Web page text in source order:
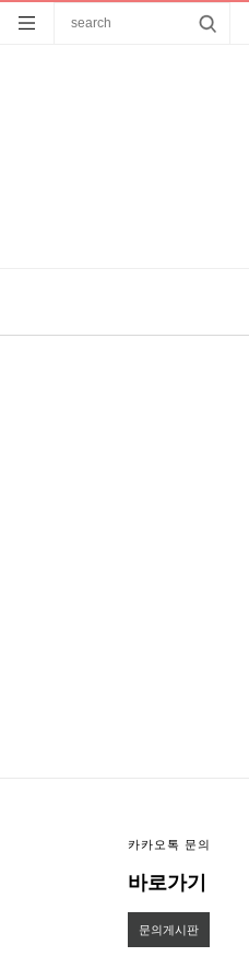
카카오톡 문의
바로가기
문의게시판